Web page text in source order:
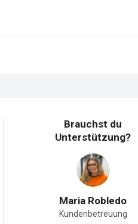
Brauchst du
Unterstützung?
Maria Robledo
Kundenbetreuung